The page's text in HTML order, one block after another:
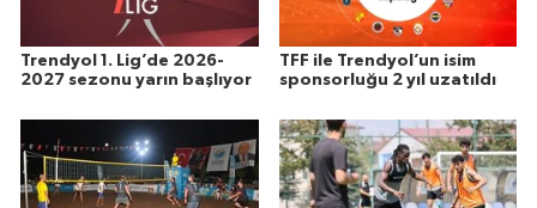
Trendyol 1. Lig’de 2026-
2027 sezonu yarın başlıyor
TFF ile Trendyol’un isim
sponsorluğu 2 yıl uzatıldı